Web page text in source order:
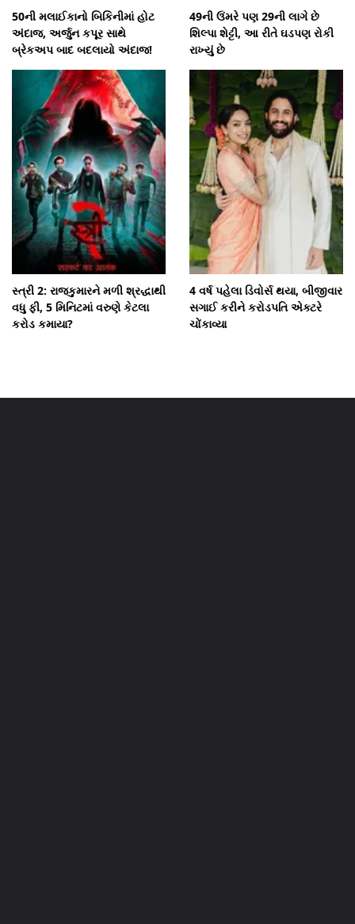
50ની મલાઈકાનો બિકિનીમાં હોટ
અંદાજ, અર્જુન કપૂર સાથે
બ્રેકઅપ બાદ બદલાયો અંદાજ!
49ની ઉંમરે પણ 29ની લાગે છે
શિલ્પા શેટ્ટી, આ રીતે ઘડપણ રોકી
રાખ્યું છે
સ્ત્રી 2: રાજકુમારને મળી શ્રદ્ધાથી
વધુ ફી, 5 મિનિટમાં વરુણે કેટલા
કરોડ કમાયા?
4 વર્ષ પહેલા ડિવોર્સ થયા, બીજીવાર
સગાઈ કરીને કરોડપતિ એક્ટરે
ચોંકાવ્યા